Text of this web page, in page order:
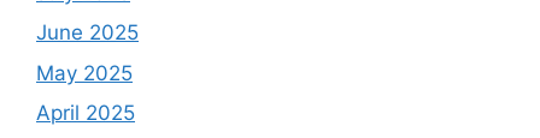
June 2025
May 2025
April 2025